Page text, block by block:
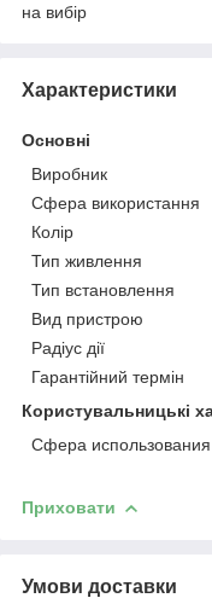
на вибір
Характеристики
Основні
Виробник
Сфера використання
Колір
Тип живлення
Тип встановлення
Вид пристрою
Радіус дії
Гарантійний термін
Користувальницькі
Сфера использования
Приховати
Умови доставки